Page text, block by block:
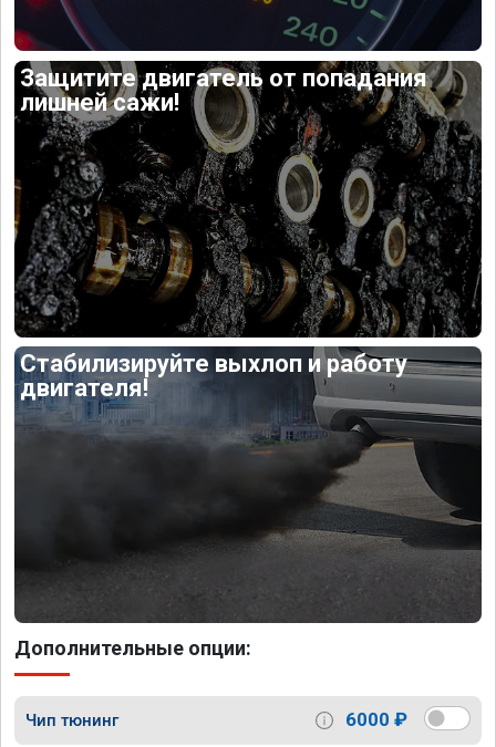
Защитите двигатель от попадания
лишней сажи!
Стабилизируйте выхлоп и работу
двигателя!
Дополнительные опции:
Чип тюнинг 6000 ₽